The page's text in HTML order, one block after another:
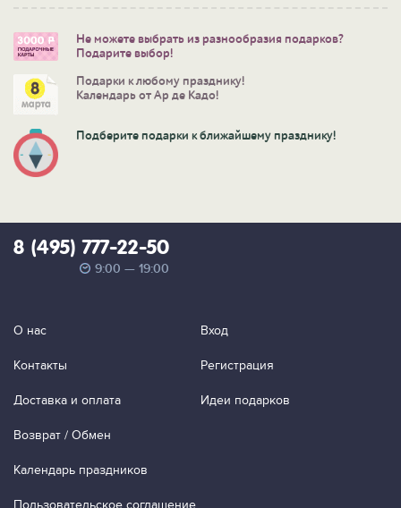
Не можете выбрать из разнообразия подарков?
Подарите выбор!
Подарки к любому празднику!
Календарь от Ар де Кадо!
Подберите подарки к ближайшему празднику!
8 (495) 777-22-50
9:00 — 19:00
О нас
Контакты
Доставка и оплата
Возврат / Обмен
Календарь праздников
Вход
Регистрация
Идеи подарков